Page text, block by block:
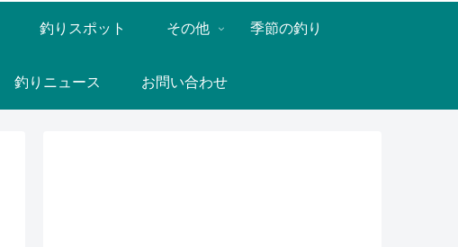
釣りスポット その他 季節の釣り
釣りニュース お問い合わせ